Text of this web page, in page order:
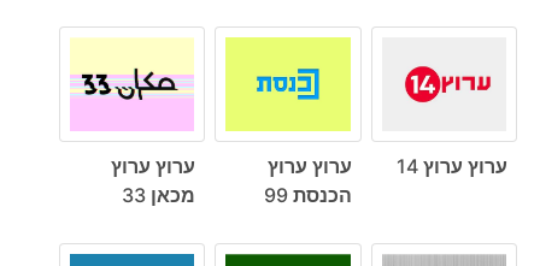
ערוץ ערוץ 14
ערוץ ערוץ
הכנסת 99
ערוץ ערוץ
מכאן 33